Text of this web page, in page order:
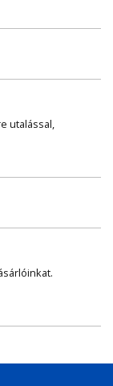
utalással,